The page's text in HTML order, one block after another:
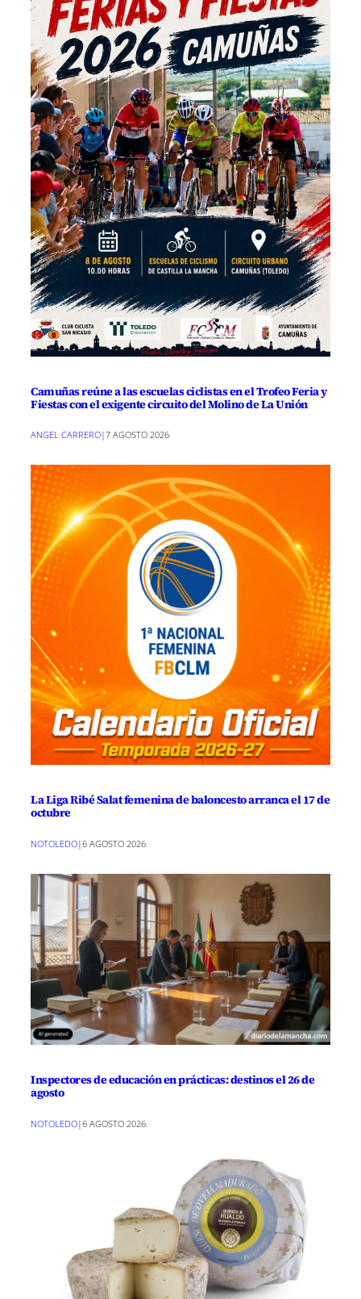
Camuñas reúne a las escuelas ciclistas en el Trofeo Feria y
Fiestas con el exigente circuito del Molino de La Unión
ANGEL CARRERO|7 AGOSTO 2026
La Liga Ribé Salat femenina de baloncesto arranca el 17 de
octubre
NOTOLEDO|6 AGOSTO 2026
Inspectores de educación en prácticas: destinos el 26 de
agosto
NOTOLEDO|6 AGOSTO 2026